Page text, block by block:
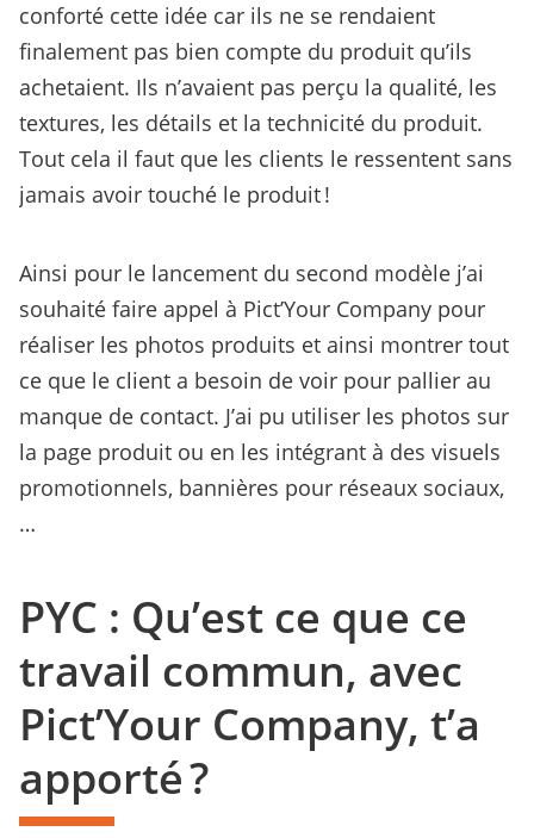
conforté cette idée car ils ne se rendaient
finalement pas bien compte du produit qu’ils
achetaient. Ils n’avaient pas perçu la qualité, les
textures, les détails et la technicité du produit.
Tout cela il faut que les clients le ressentent sans
jamais avoir touché le produit !
Ainsi pour le lancement du second modèle j’ai
souhaité faire appel à Pict’Your Company pour
réaliser les photos produits et ainsi montrer tout
ce que le client a besoin de voir pour pallier au
manque de contact. J’ai pu utiliser les photos sur
la page produit ou en les intégrant à des visuels
promotionnels, bannières pour réseaux sociaux,
…
PYC : Qu’est ce que ce
travail commun, avec
Pict’Your Company, t’a
apporté ?